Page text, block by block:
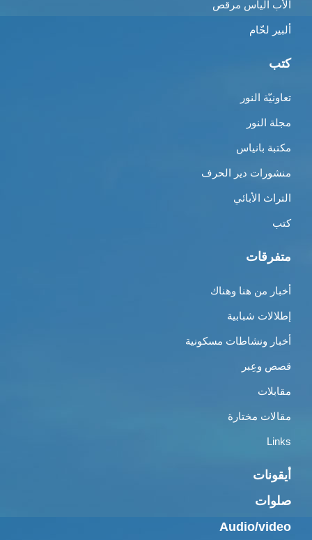
الأب الياس مرقص
ألبير لحّام
كتب
تعاونيّة النور
مجلة النور
مكتبة بانياس
منشورات دير الحرف
التراث الأبائي
كتب
متفرقات
أخبار من هنا وهناك
إطلالات شبابية
أخبار ونشاطات مسكونية
قصص وعِبر
مقابلات
مقالات مختارة
Links
أيقونات
صلوات
Audio/video